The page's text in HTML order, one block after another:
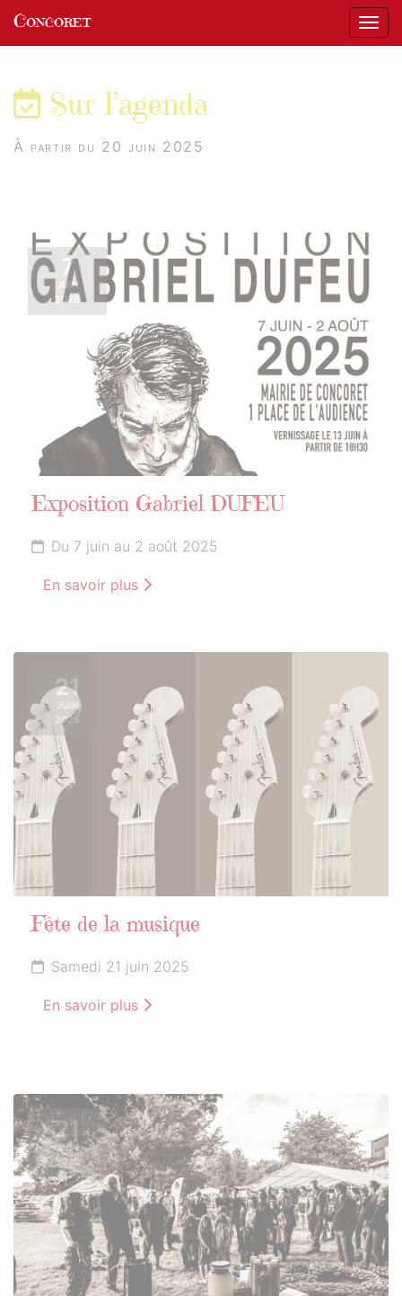
Concoret
Sur l’agenda
À partir du 20 juin 2025
7
JUIN
2025
Exposition Gabriel DUFEU
Du 7 juin au 2 août 2025
En savoir plus
21
JUIN
2025
Fête de la musique
Samedi 21 juin 2025
En savoir plus
21
JUIN
2025
Panneau de gestion des cookies